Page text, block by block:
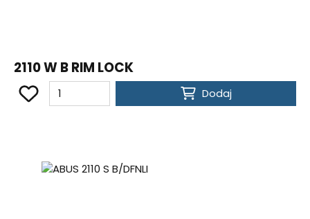
2110 W B RIM LOCK
Dodaj